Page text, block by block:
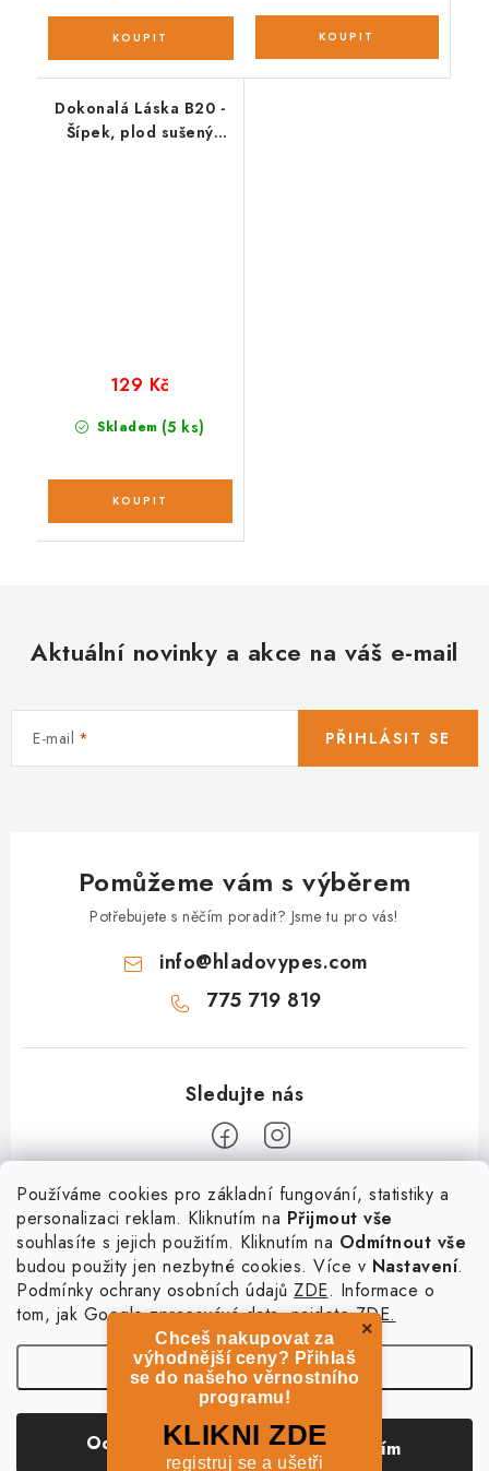
Používáme cookies pro základní fungování, statistiky a
personalizaci reklam. Kliknutím na Přijmout vše
souhlasíte s jejich použitím. Kliknutím na Odmítnout vše
budou použity jen nezbytné cookies. Více v Nastavení.
Podmínky ochrany osobních údajů ZDE. Informace o
tom, jak Google zpracovává data, najdeteZDE.
Nastavení
Odmítnout Souhlasím
Dokonalá Láska B20 -
Šípek, plod sušený
Skladem (5 ks)
129 Kč
Aktuální novinky a akce na váš e-mail
E-mail PŘIHLÁSIT SE
Pomůžeme vám s výběrem
Potřebujete s něčím poradit? Jsme tu pro vás!
info@hladovypes.com
775 719 819
Informace
O nás
Kontakty
Výměna, vrácení a reklamace
Podmínky ochrany osobních údajů
Služby
PetExpert - pojištění psů
Pujčení paddleboardu a psí plovací vesty
Osobní odběr zboží - PRODEJNA
hladovypes.com. Všechna práva vyhrazena. Upravit nastavení
cookies
×
Chceš nakupovat za
výhodnější ceny? Přihlaš
se do našeho věrnostního
programu!
KLIKNI ZDE
registruj se a ušetři